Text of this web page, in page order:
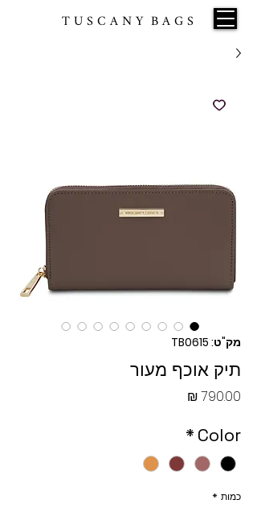
T U S C A N Y B A G S
מק"ט: TB0615
תיק אוכף מעור
Color
*
כמות *